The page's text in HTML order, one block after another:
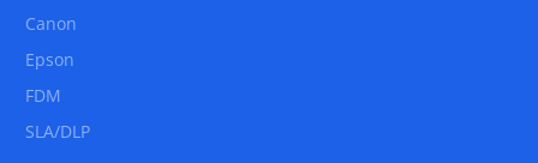
Canon
Epson
FDM
SLA/DLP